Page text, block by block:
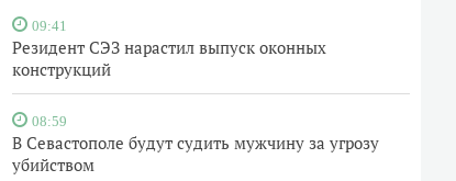
09:41
Резидент СЭЗ нарастил выпуск оконных
конструкций
08:59
В Севастополе будут судить мужчину за угрозу
убийством